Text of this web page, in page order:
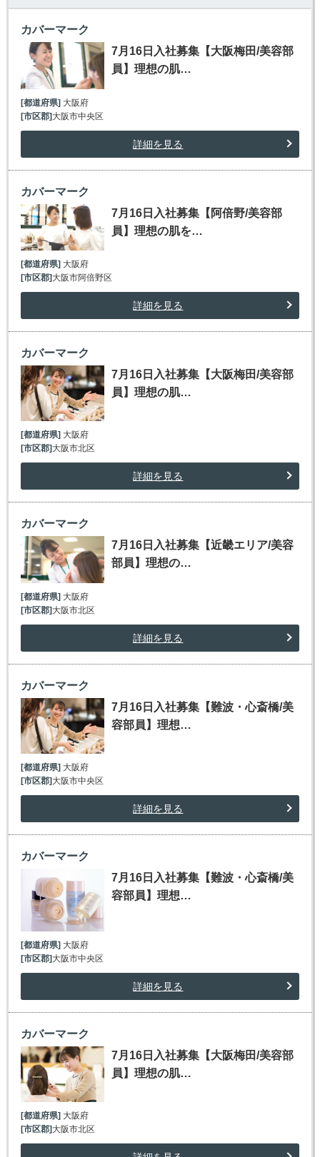
カバーマーク
7月16日入社募集【大阪梅田/美容部
員】理想の肌…
[都道府県]大阪府
[市区郡]大阪市中央区
詳細を見る
カバーマーク
7月16日入社募集【阿倍野/美容部
員】理想の肌を…
[都道府県] 大阪府
[市区郡] 大阪市阿倍野区
詳細を見る
カバーマーク
7月16日入社募集【大阪梅田/美容部
員】理想の肌…
[都道府県] 大阪府
[市区郡] 大阪市北区
詳細を見る
カバーマーク
7月16日入社募集【近畿エリア/美容
部員】理想の…
[都道府県] 大阪府
[市区郡] 大阪市北区
詳細を見る
カバーマーク
7月16日入社募集【難波・心斎橋/美
容部員】理想…
[都道府県] 大阪府
[市区郡] 大阪市中央区
詳細を見る
カバーマーク
7月16日入社募集【難波・心斎橋/美
容部員】理想…
[都道府県]大阪府
[市区郡]大阪市中央区
詳細を見る
カバーマーク
7月16日入社募集【大阪梅田/美容部
員】理想の肌…
[都道府県]大阪府
[市区郡]大阪市北区